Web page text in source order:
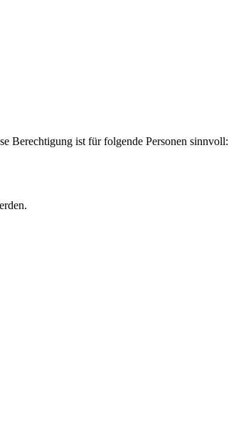
Berechtigung ist für folgende Personen sinnvoll: